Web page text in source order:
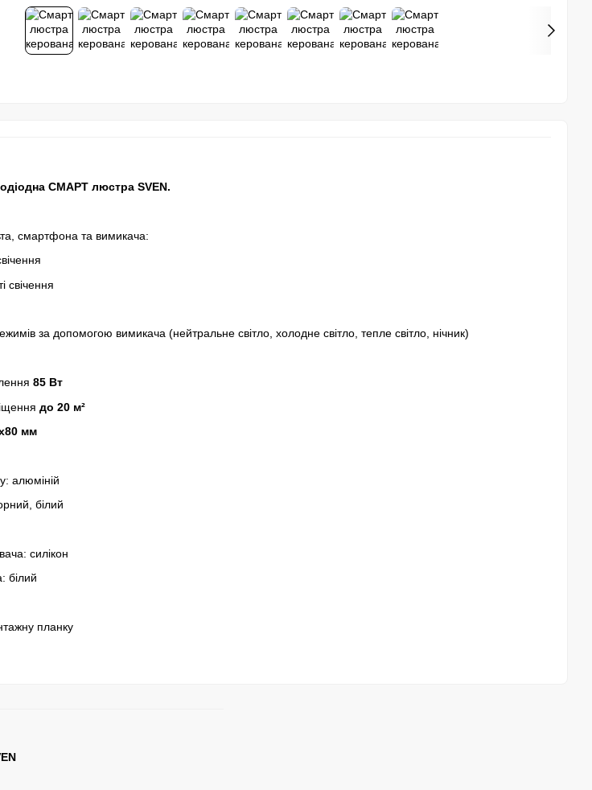
СМАРТ люстра SVEN.
смартфона та вимикача:
свічення
за допомогою вимикача (нейтральне світло, холодне світло, тепле світло, нічник)
85 Вт
до 20 м²
мм
алюміній
білий
силікон
білий
планку